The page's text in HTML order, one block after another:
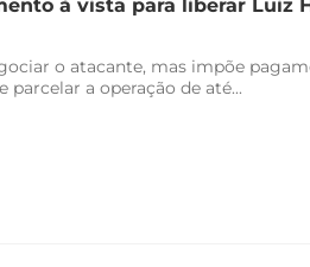
à vista para liberar Luiz
o atacante, mas impõe
parcelar a operação de até...